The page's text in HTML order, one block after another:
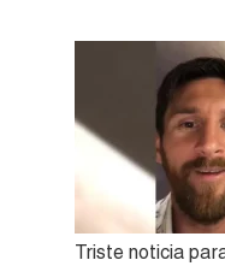
Triste noticia